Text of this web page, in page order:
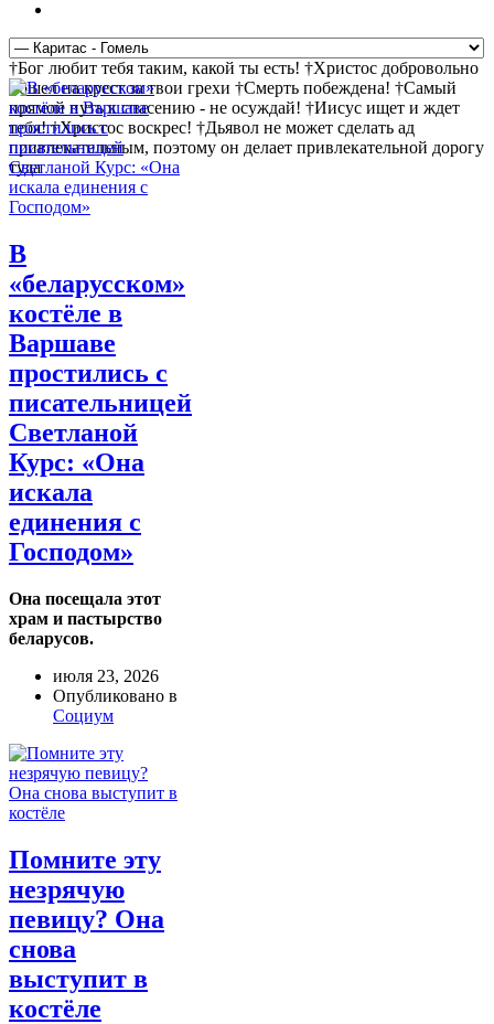
†Бог любит тебя таким, какой ты есть! †Христос добровольно
пошел на крест за твои грехи †Смерть побеждена! †Самый
прямой путь к спасению - не осуждай! †Иисус ищет и ждет
тебя! †Христос воскрес! †Дьявол не может сделать ад
привлекательным, поэтому он делает привлекательной дорогу
туда
В
«беларусском»
костёле в
Варшаве
простились с
писательницей
Светланой
Курс: «Она
искала
единения с
Господом»
Она посещала этот
храм и пастырство
беларусов.
июля 23, 2026
Опубликовано в
Социум
Помните эту
незрячую
певицу? Она
снова
выступит в
костёле